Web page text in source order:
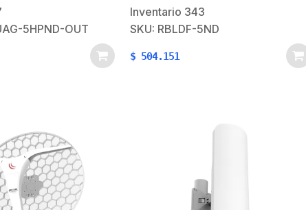
están
lugares
conectores de
de que desee
5HPND-OUT
un reflector, amplificando la
señal.Esto significa que puede
usar cualquier plato de TV satelital
disponible para implementar
Inventario 343
SKU: RBLDF-5ND
$ 504.151